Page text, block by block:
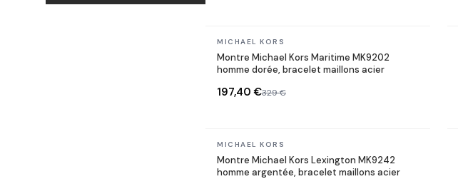
En stock
MICHAEL KORS
Montre Michael Kors Maritime MK9202
homme dorée, bracelet maillons acier
197,40 €329 €
En stock
MICHAEL KORS
Montre Michael Kors Lexington MK9242
homme argentée, bracelet maillons acier